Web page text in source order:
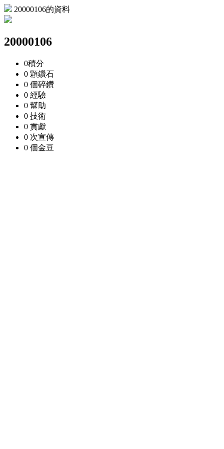
20000106的資料
20000106
0積分
0 顆鑽石
0 個碎鑽
0 經驗
0 幫助
0 技術
0 貢獻
0 次宣傳
0 個金豆